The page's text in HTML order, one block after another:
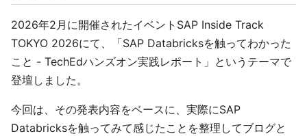
2026年2月に開催されたイベントSAP Inside Track
TOKYO 2026にて、「SAP Databricksを触ってわかった
こと - TechEdハンズオン実践レポート」というテーマで
登壇しました。
今回は、その発表内容をベースに、実際にSAP
Databricksを触ってみて感じたことを整理してブログと